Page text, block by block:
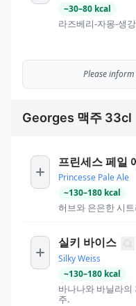
~30–80 kcal
라즈베리-자몽-생
Please
Georges 맥주 33cl
프린세스 페일
Princesse Pale Ale
~130–180 kcal
허브와 은은한 시
실키 바이스
Silky Weiss
~130–180 kcal
바나나와 바닐라의
주.